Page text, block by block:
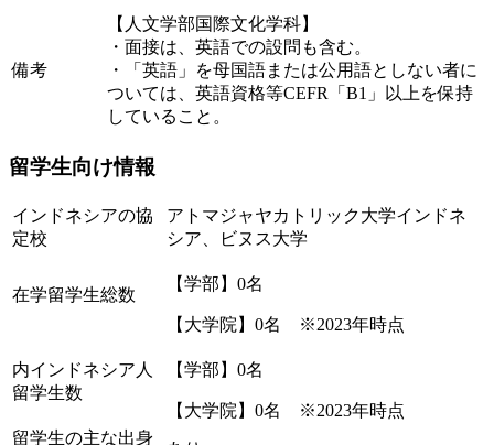
備考
【人文学部国際文化学科】
・面接は、英語での設問も含む。
・「英語」を母国語または公用語としない者に
ついては、英語資格等CEFR「B1」以上を保持
していること。
留学生向け情報
インドネシアの協
定校
アトマジャヤカトリック大学インドネ
シア、ビヌス大学
在学留学生総数
【学部】0名
【大学院】0名 ※2023年時点
内インドネシア人
留学生数
【学部】0名
【大学院】0名 ※2023年時点
留学生の主な出身